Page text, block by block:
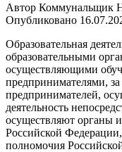
Автор Коммунальщик
Опубликовано
Образовательная
образовательными
осуществляющими
предпринимателями,
предпринимателей,
деятельность
осуществляют органы
Российской
полномочия